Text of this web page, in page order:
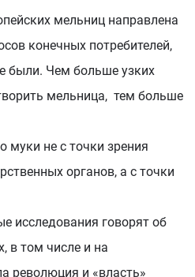
мельниц направлена
конечных потребителей,
были. Чем больше узких
мельница, тем больше
муки не с точки зрения
органов, а с точки
исследования говорят об
в том числе и на
революция и «власть»